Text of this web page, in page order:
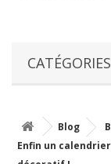
CATÉGORIES
Blog
Enfin un